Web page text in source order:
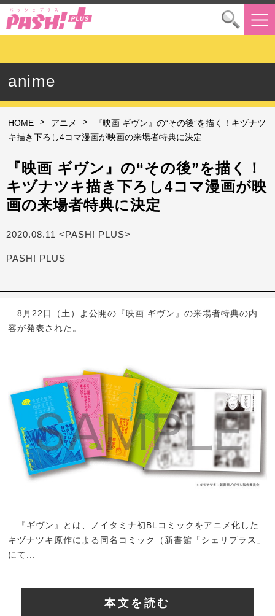
anime
HOME > アニメ >
『映画 ギヴン』の“その後”を描く！キヅナツ
キ描き下ろし4コマ漫画が映画の来場者特典に決定
『映画 ギヴン』の“その後”を描く！
キヅナツキ描き下ろし4コマ漫画が映
画の来場者特典に決定
2020.08.11 <PASH! PLUS>
PASH! PLUS
8月22日（土）よ公開の『映画 ギヴン』の来場者特典の内
容が発表された。
『ギヴン』とは、ノイタミナ初BLコミックをアニメ化した
キヅナツキ原作による同名コミック（新書館「シェリプラス」
にて...
本文を読む